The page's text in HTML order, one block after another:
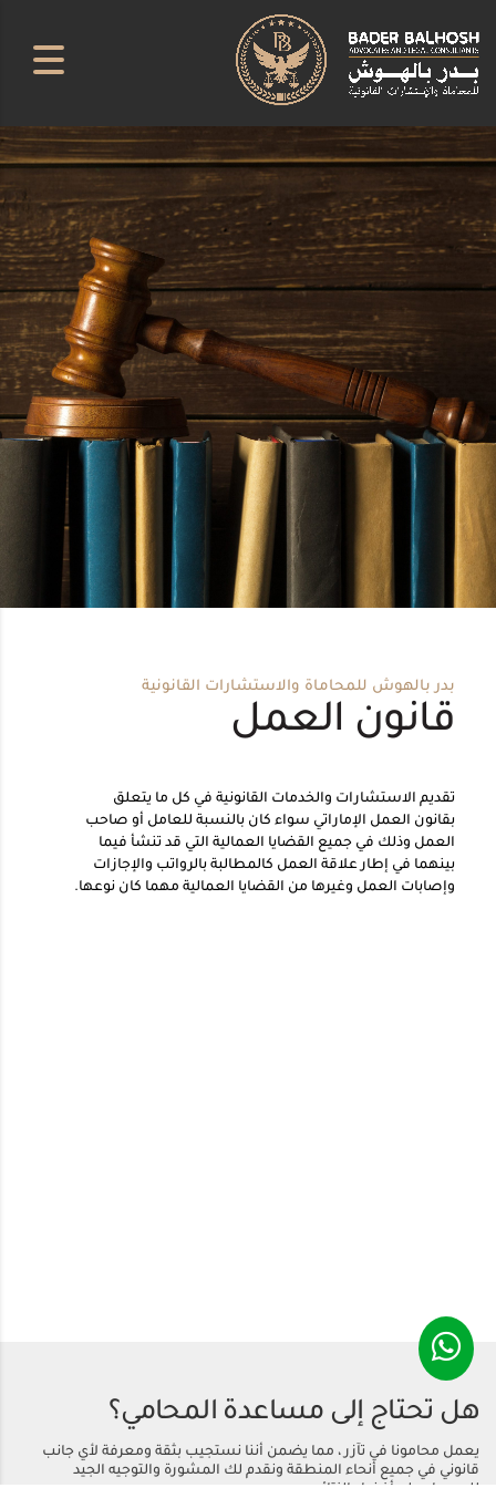
بدر بالهوش للمحاماة والاستشارات القانونية
قانون العمل
تقديم الاستشارات والخدمات القانونية في كل ما يتعلق
بقانون العمل الإماراتي سواء كان بالنسبة للعامل أو صاحب
العمل وذلك في جميع القضايا العمالية التي قد تنشأ فيما
بينهما في إطار علاقة العمل كالمطالبة بالرواتب والإجازات
وإصابات العمل وغيرها من القضايا العمالية مهما كان نوعها.
هل تحتاج إلى مساعدة المحامي؟
يعمل محامونا في تآزر ، مما يضمن أننا نستجيب بثقة ومعرفة لأي جانب
قانوني في جميع أنحاء المنطقة ونقدم لك المشورة والتوجيه الجيد